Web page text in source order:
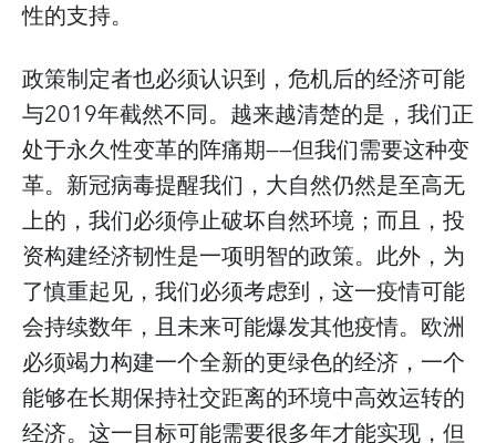
性的支持。
政策制定者也必须认识到，危机后的经济可能
与2019年截然不同。越来越清楚的是，我们正
处于永久性变革的阵痛期——但我们需要这种变
革。新冠病毒提醒我们，大自然仍然是至高无
上的，我们必须停止破坏自然环境；而且，投
资构建经济韧性是一项明智的政策。此外，为
了慎重起见，我们必须考虑到，这一疫情可能
会持续数年，且未来可能爆发其他疫情。欧洲
必须竭力构建一个全新的更绿色的经济，一个
能够在长期保持社交距离的环境中高效运转的
经济。这一目标可能需要很多年才能实现，但